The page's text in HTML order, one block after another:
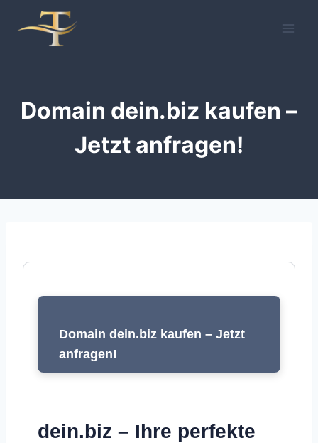
Inhalt
Domain dein.biz kaufen –
Jetzt anfragen!
Domain dein.biz kaufen – Jetzt
anfragen!
dein.biz – Ihre perfekte